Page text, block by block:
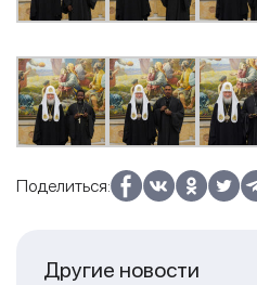
Поделиться:
Другие новости